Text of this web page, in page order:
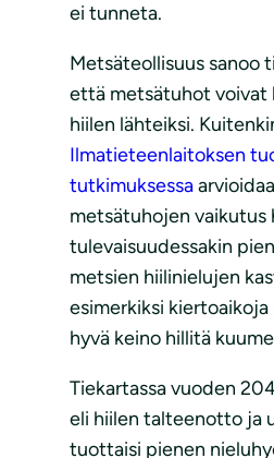
ei tunneta.
Metsäteollisuus sanoo
että metsätuhot voivat
hiilen lähteiksi.
Ilmatieteenlaitoksen
tutkimuksessa
metsätuhojen vaikutus
tulevaisuudessakin
metsien hiilinielujen
esimerkiksi
hyvä keino hillitä
Tiekartassa vuoden
eli hiilen talteenotto ja
tuottaisi pienen